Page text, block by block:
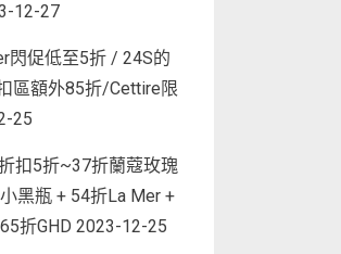
12-27
閃促低至5折 / 24S的
區額外85折/Cettire限
25
扣5折~37折蘭蔻玫瑰
黑瓶 + 54折La Mer +
折GHD 2023-12-25